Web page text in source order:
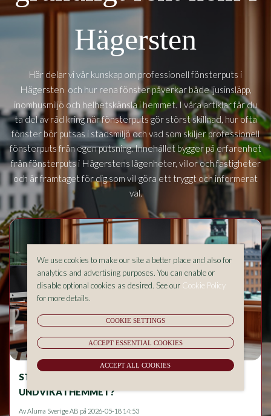
Hägersten
Här delar vi vår kunskap om professionell fönsterputs i
Hägersten och hur rena fönster påverkar både ljusinsläpp,
inomhusmiljö och helhetskänsla i hemmet. I våra artiklar får du
ta del av råd kring när fönsterputs gör störst skillnad, hur ofta
fönster bör putsas i stadsmiljö och vad som skiljer professionell
fönsterputs från egen putsning. Innehållet bygger på erfarenhet
från fönsterputs i Hägerstens lägenheter, villor och fastigheter
och är framtaget för dig som vill göra ett tryggt och informerat
val.
STÄDNING OCH ALLERGIER – VAD BÖR DU
UNDVIKA I HEMMET?
AvAluma Sverige AB på 2026-05-18 14:53
We use cookies to make our site a better place and also for
analytics and advertising purposes. You can enable or
disable optional cookies as desired. See our Cookie Policy
for more details.
COOKIE SETTINGS
ACCEPT ESSENTIAL COOKIES
ACCEPT ALL COOKIES